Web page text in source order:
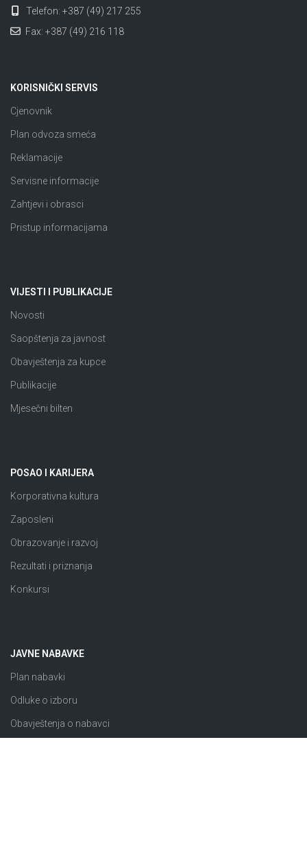
Telefon: +387 (49) 217 255
Fax: +387 (49) 216 118
KORISNIČKI SERVIS
Cjenovnik
Plan odvoza smeća
Reklamacije
Servisne informacije
Zahtjevi i obrasci
Pristup informacijama
VIJESTI I PUBLIKACIJE
Novosti
Saopštenja za javnost
Obavještenja za kupce
Publikacije
Mjesečni bilten
POSAO I KARIJERA
Korporativna kultura
Zaposleni
Obrazovanje i razvoj
Rezultati i priznanja
Konkursi
JAVNE NABAVKE
Plan nabavki
Odluke o izboru
Obavještenja o nabavci